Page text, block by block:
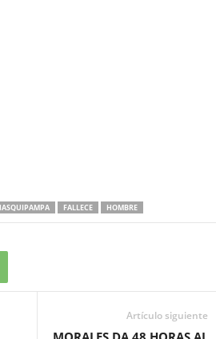
FALLECE HOMBRE
Artículo siguiente